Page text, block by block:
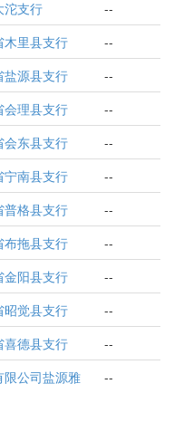
沱支行
--
木里县支行
--
盐源县支行
--
会理县支行
--
会东县支行
--
宁南县支行
--
普格县支行
--
布拖县支行
--
金阳县支行
--
昭觉县支行
--
喜德县支行
--
公司盐源雅
--